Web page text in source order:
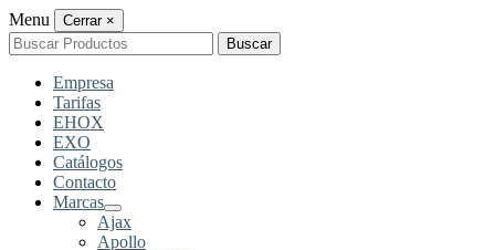
Menu Cerrar ×
Buscar
por:
Buscar
Empresa
Tarifas
EHOX
EXO
Catálogos
Contacto
Marcas
Ajax
Apollo